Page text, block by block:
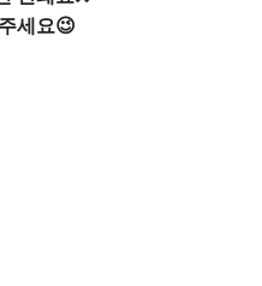
세요😉